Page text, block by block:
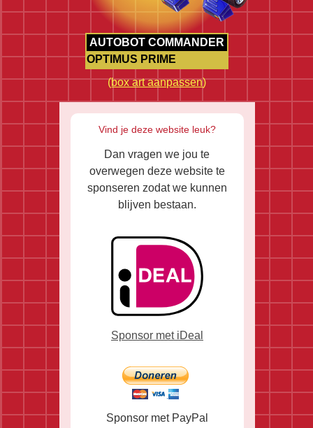
AUTOBOT COMMANDER
OPTIMUS PRIME
(box art aanpassen)
Vind je deze website leuk?
Dan vragen we jou te
overwegen deze website te
sponseren zodat we kunnen
blijven bestaan.
Sponsor met iDeal
Sponsor met PayPal